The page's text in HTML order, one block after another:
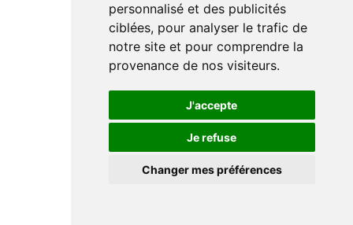
personnalisé et des publicités
ciblées, pour analyser le trafic de
notre site et pour comprendre la
provenance de nos visiteurs.
J'accepte
Je refuse
Changer mes préférences